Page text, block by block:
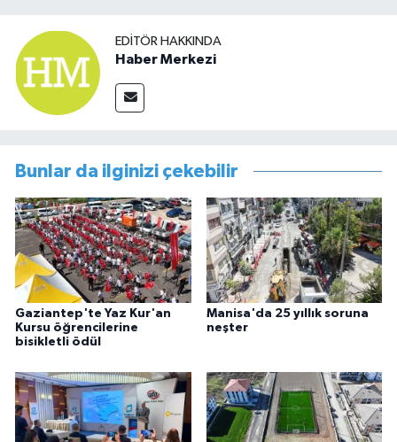
EDITÖR HAKKINDA
Haber Merkezi
Bunlar da ilginizi çekebilir
Gaziantep'te Yaz Kur'an
Kursu öğrencilerine
bisikletli ödül
Manisa'da 25 yıllık soruna
neşter